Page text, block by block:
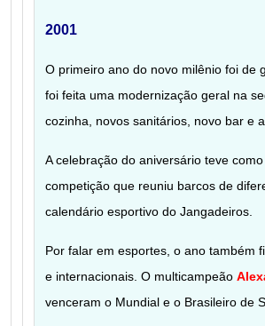
2001
O primeiro ano do novo milênio foi de
foi feita uma modernização geral na
cozinha, novos sanitários, novo bar e
A celebração do aniversário teve
competição que reuniu barcos de
calendário esportivo do Jangadeiros.
Por falar em esportes, o ano também
e internacionais. O multicampeão
venceram o Mundial e o Brasileiro de